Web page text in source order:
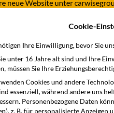
neue Website unter
Branchen
Cookie-
Ihre Einwilligung, bevor Sie
unter 16 Jahre alt sind und Ihre
müssen Sie Ihre
Cookies und andere
essenziell, während andere uns
Personenbezogene Daten
z. B. für personalisierte Anzeigen